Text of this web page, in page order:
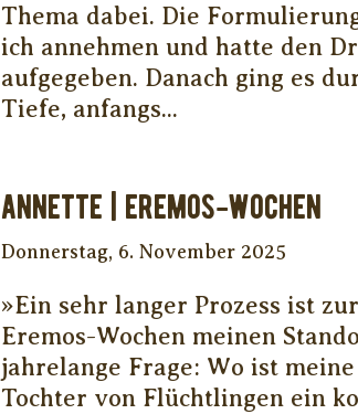
Thema dabei. Die
ich annehmen und hatte den
aufgegeben. Danach ging es
Tiefe, anfangs...
Annette | Eremos-Wochen
Donnerstag, 6. November 2025
»Ein sehr langer Prozess ist
Eremos-Wochen meinen
jahrelange Frage: Wo ist
Tochter von Flüchtlingen ein